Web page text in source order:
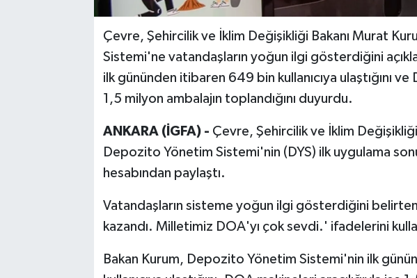
Çevre, Şehircilik ve İklim Değişikliği Bakanı Murat
Sistemi'ne vatandaşların yoğun ilgi gösterdiğini
ilk gününden itibaren 649 bin kullanıcıya ulaştığını ve
1,5 milyon ambalajın toplandığını duyurdu.
ANKARA (İGFA) - Çevre, Şehircilik ve İklim
Depozito Yönetim Sistemi'nin (DYS) ilk uygulama
hesabından paylaştı.
Vatandaşların sisteme yoğun ilgi gösterdiğini
kazandı. Milletimiz DOA'yı çok sevdi.' ifadelerini
Bakan Kurum, Depozito Yönetim Sistemi'nin ilk